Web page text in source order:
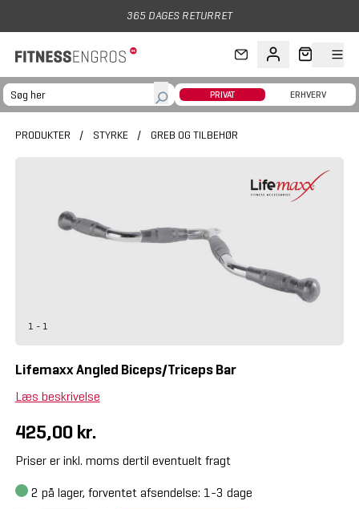
365 DAGES RETURRET
PRIVAT ERHVERV
PRODUKTER / STYRKE / GREB OG TILBEHØR
1 - 1
Lifemaxx Angled Biceps/Triceps Bar
Læs beskrivelse
425,00 kr.
Priser er inkl. moms dertil eventuelt fragt
2 på lager, forventet afsendelse: 1-3 dage